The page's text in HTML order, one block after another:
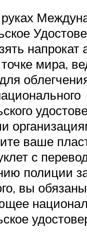
напрокат
мира,
ваше
с
полиции
вы